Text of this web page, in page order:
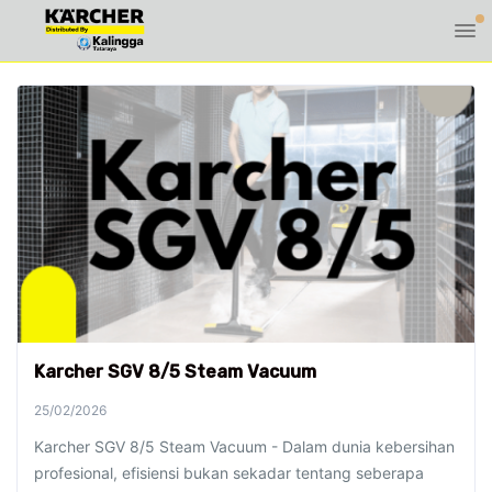
Karcher SGV 8/5 Steam Vacuum
25/02/2026
Karcher SGV 8/5 Steam Vacuum - Dalam dunia kebersihan
profesional, efisiensi bukan sekadar tentang seberapa